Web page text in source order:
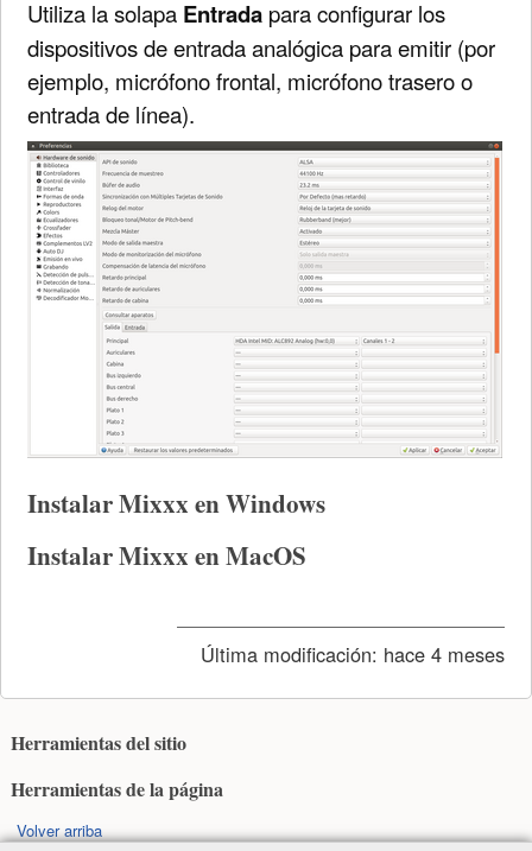
Utiliza la solapa Entrada para configurar los
dispositivos de entrada analógica para emitir (por
ejemplo, micrófono frontal, micrófono trasero o
entrada de línea).
Instalar Mixxx en Windows
Instalar Mixxx en MacOS
Última modificación: hace 4 meses
Herramientas del sitio
Herramientas de la página
Volver arriba